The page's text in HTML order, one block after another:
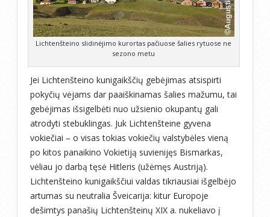
Lichtenšteino slidinėjimo kurortas pačiuose šalies rytuose ne
sezono metu
Jei Lichtenšteino kunigaikščių gebėjimas atsispirti
pokyčių vėjams dar paaiškinamas šalies mažumu, tai
gebėjimas išsigelbėti nuo užsienio okupantų gali
atrodyti stebuklingas. Juk Lichtenšteine gyvena
vokiečiai – o visas tokias vokiečių valstybėles vieną
po kitos panaikino Vokietiją suvienijęs Bismarkas,
vėliau jo darbą tęsė Hitleris (užėmęs Austriją).
Lichtenšteino kunigaikščiui valdas tikriausiai išgelbėjo
artumas su neutralia Šveicarija: kitur Europoje
dešimtys panašių Lichtenšteinų XIX a. nukeliavo į